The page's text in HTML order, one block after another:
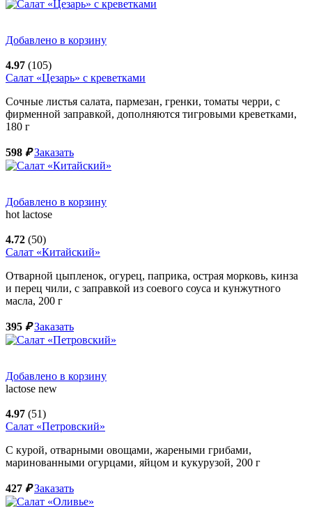
Добавлено в корзину
4.97 (105)
Салат «Цезарь» с креветками
Сочные листья салата, пармезан, гренки, томаты черри, с
фирменной заправкой, дополняются тигровыми креветками,
180 г
598 ₽ Заказать
Добавлено в корзину
hot lactose
4.72 (50)
Салат «Китайский»
Отварной цыпленок, огурец, паприка, острая морковь, кинза
и перец чили, с заправкой из соевого соуса и кунжутного
масла, 200 г
395 ₽ Заказать
Добавлено в корзину
lactose new
4.97 (51)
Салат «Петровский»
С курой, отварными овощами, жареными грибами,
маринованными огурцами, яйцом и кукурузой, 200 г
427 ₽ Заказать